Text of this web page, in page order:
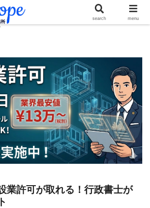
コラム
東金市で建設業許可が取れる！行
業許可が取れる！行政書士が
search menu